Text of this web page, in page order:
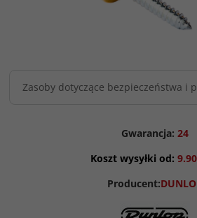
Zasoby dotyczące bezpieczeństwa i
Gwarancja: 24
Koszt wysyłki od:
Producent: